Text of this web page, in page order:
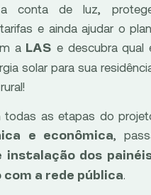
conta de luz,
e ainda ajudar o
a LAS e descubra qual
solar para sua
todas as etapas do
e econômica,
instalação dos
com a rede pública.